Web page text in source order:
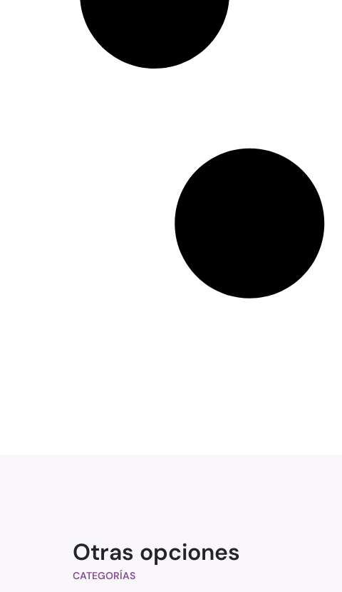
Otras opciones
CATEGORÍAS